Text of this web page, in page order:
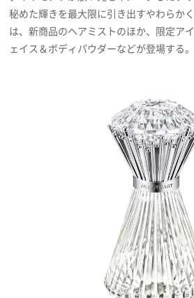
プライバシーポリシー
利用規約
秘めた輝きを最大限に引き出すやわらか
は、新商品のヘアミストのほか、限定ア
ェイス＆ボディパウダーなどが登場する。